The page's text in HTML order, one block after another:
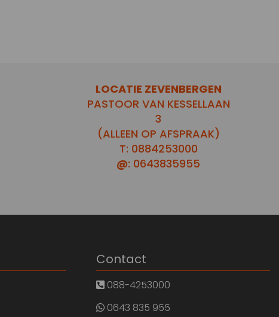
LOCATIE ZEVENBERGEN
PASTOOR VAN KESSELLAAN
3
(ALLEEN OP AFSPRAAK)
T: 0884253000
@: 0643835955
Contact
088-4253000
0643 835 955